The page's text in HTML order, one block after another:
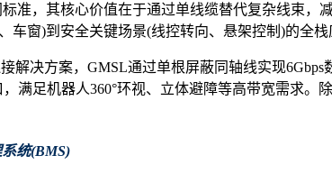
准，其核心价值在于通过单线缆替代复杂线束，
窗)到安全关键场景(线控转向、悬架控制)的全栈
决方案，GMSL通过单根屏蔽同轴线实现
满足机器人360°环视、立体避障等高带宽需求。
统(BMS)